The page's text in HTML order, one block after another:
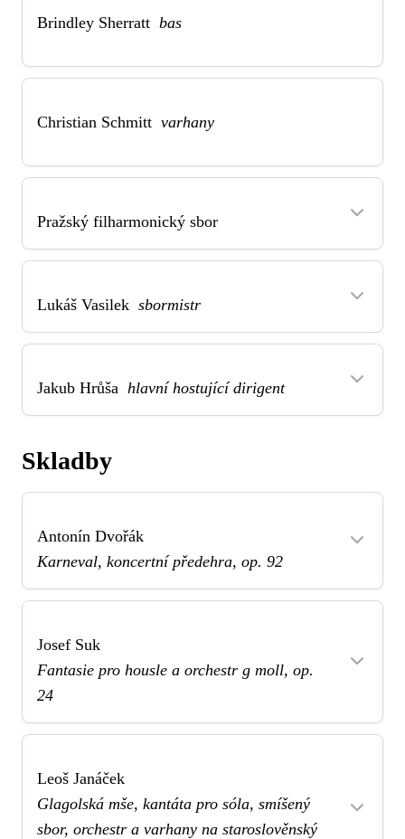
Brindley Sherratt bas
Christian Schmitt varhany
Pražský filharmonický sbor
Lukáš Vasilek sbormistr
Jakub Hrůša hlavní hostující dirigent
Skladby
Antonín Dvořák
Karneval, koncertní předehra, op. 92
Josef Suk
Fantasie pro housle a orchestr g moll, op.
24
Leoš Janáček
Glagolská mše, kantáta pro sóla, smíšený
sbor, orchestr a varhany na staroslověnský